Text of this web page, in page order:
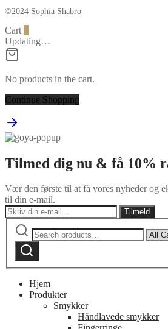
©2024 Sophia Shabro
Cart
Updating…
No products in the cart.
Continue Shopping
Tilmed dig nu & få 10%
Vær den første til at få vores nyheder og
til din e-mail.
Search
for:
by
Search
Hjem
Produkter
Smykker
Håndlavede smykker